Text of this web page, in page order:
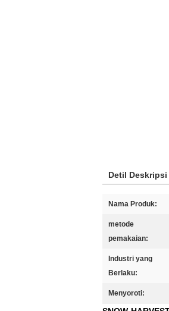
Detil
Nama Produk:
metode
pemakaian:
Industri yang
Berlaku:
Menyoroti: